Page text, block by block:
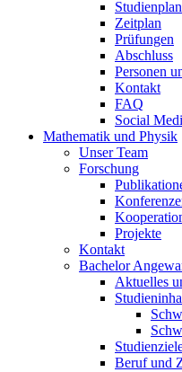
Studienplan
Zeitplan
Prüfungen
Abschluss
Personen
Kontakt
FAQ
Social
Mathematik und Physik
Unser Team
Forschung
Projekte
Kontakt
Bachelor
Aktuelles
Beruf und